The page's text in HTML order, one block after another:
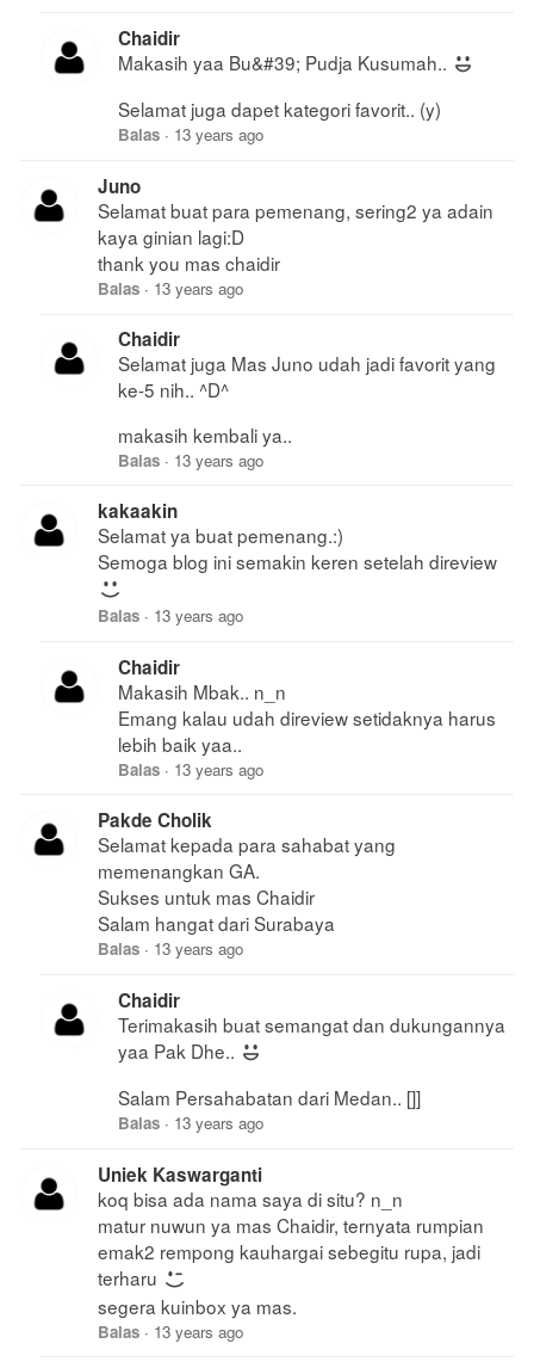
Chaidir
Makasih yaa Bu&#39; Pudja Kusumah..
Selamat juga dapet kategori favorit.. (y)
Balas · 13 years ago
Juno
Selamat buat para pemenang, sering2 ya adain
kaya ginian lagi:D
thank you mas chaidir
Balas · 13 years ago
Chaidir
Selamat juga Mas Juno udah jadi favorit yang
ke-5 nih.. ^D^
makasih kembali ya..
Balas · 13 years ago
kakaakin
Selamat ya buat pemenang.:)
Semoga blog ini semakin keren setelah direview
Balas · 13 years ago
Chaidir
Makasih Mbak.. n_n
Emang kalau udah direview setidaknya harus
lebih baik yaa..
Balas · 13 years ago
Pakde Cholik
Selamat kepada para sahabat yang
memenangkan GA.
Sukses untuk mas Chaidir
Salam hangat dari Surabaya
Balas · 13 years ago
Chaidir
Terimakasih buat semangat dan dukungannya
yaa Pak Dhe..
Salam Persahabatan dari Medan.. []]
Balas · 13 years ago
Uniek Kaswarganti
koq bisa ada nama saya di situ? n_n
matur nuwun ya mas Chaidir, ternyata rumpian
emak2 rempong kauhargai sebegitu rupa, jadi
terharu
segera kuinbox ya mas.
Balas · 13 years ago